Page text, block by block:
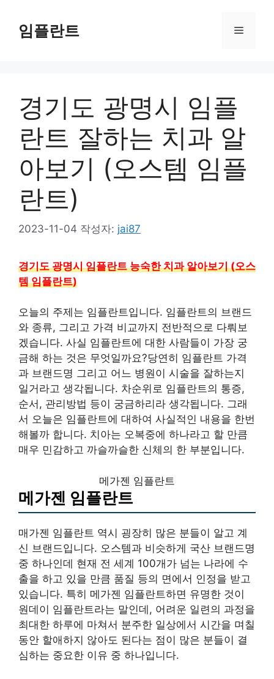
임플란트 메
경기도 광명시 임플
란트 잘하는 치과 알
아보기 (오스템 임플
란트)
2023-11-04 작성자: jai87
경기도 광명시 임플란트 능숙한 치과 알아보기 (오스
템 임플란트)
오늘의 주제는 임플란트입니다. 임플란트의 브랜드
와 종류, 그리고 가격 비교까지 전반적으로 다뤄보
겠습니다. 사실 임플란트에 대한 사람들이 가장 궁
금해 하는 것은 무엇일까요?당연히 임플란트 가격
과 브랜드명 그리고 어느 병원이 시술을 잘하는지
일거라고 생각됩니다. 차순위로 임플란트의 통증,
순서, 관리방법 등이 궁금하리라 생각됩니다. 그래
서 오늘은 임플란트에 대하여 사실적인 내용을 한번
해볼까 합니다. 치아는 오복중에 하나라고 할 만큼
매우 민감하고 까슬까슬한 신체의 한 부분입니다.
메가젠 임플란트
메가젠 임플란트
매가젠 임플란트 역시 굉장히 많은 분들이 알고 계
신 브랜드입니다. 오스템과 비슷하게 국산 브랜드명
중 하나인데 현재 전 세계 100개가 넘는 나라에 수
출을 하고 있을 만큼 품질 등의 면에서 인정을 받고
있습니다. 특히 메가젠 임플란트하면 유명한 것이
원데이 임플란트라는 말인데, 어려운 일련의 과정을
최대한 하루에 마쳐서 분주한 일상에서 시간을 며칠
동안 할애하지 않아도 된다는 점이 많은 분들이 결
심하는 중요한 이유 중 하나입니다.